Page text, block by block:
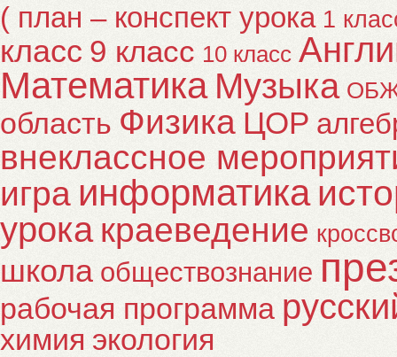
( план – конспект урока 1
класс 9 класс 10 класс
Математика Музыка
область Физика ЦОР
внеклассное
игра информатика
урока краеведение
школа обществознание
рабочая программа
химия экология